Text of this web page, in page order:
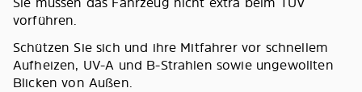
vorführen.
Schützen Sie sich und ihre Mitfahrer vor schnellem
Aufheizen, UV-A und B-Strahlen sowie ungewollten
Blicken von Außen.